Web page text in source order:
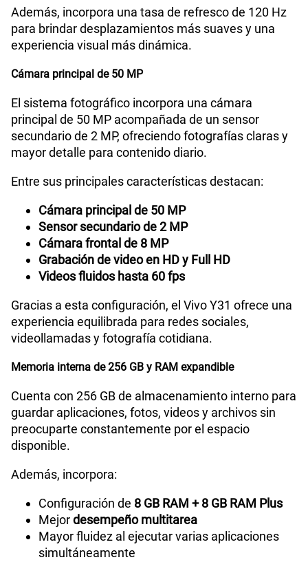
Además, incorpora una tasa de refresco de 120 Hz
para brindar desplazamientos más suaves y una
experiencia visual más dinámica.
Cámara principal de 50 MP
El sistema fotográfico incorpora una cámara
principal de 50 MP acompañada de un sensor
secundario de 2 MP, ofreciendo fotografías claras y
mayor detalle para contenido diario.
Entre sus principales características destacan:
Cámara principal de 50 MP
Sensor secundario de 2 MP
Cámara frontal de 8 MP
Grabación de video en HD y Full HD
Videos fluidos hasta 60 fps
Gracias a esta configuración, el Vivo Y31 ofrece una
experiencia equilibrada para redes sociales,
videollamadas y fotografía cotidiana.
Memoria interna de 256 GB y RAM expandible
Cuenta con 256 GB de almacenamiento interno para
guardar aplicaciones, fotos, videos y archivos sin
preocuparte constantemente por el espacio
disponible.
Además, incorpora:
Configuración de 8 GB RAM + 8 GB RAM Plus
Mejordesempeño multitarea
Mayor fluidez al ejecutar varias aplicaciones
simultáneamente